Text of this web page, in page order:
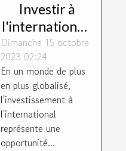
Investir à
l'international :
défis et
opportunités
pour les
entreprises
françaises
Dimanche 15 octobre
2023 02:24
En un monde de plus
en plus globalisé,
l'investissement à
l'international
représente une
opportunité...